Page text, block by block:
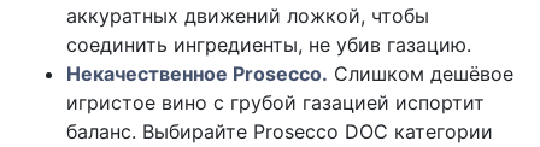
аккуратных движений ложкой, чтобы
соединить ингредиенты, не убив газацию.
Некачественное Prosecco. Слишком дешёвое
игристое вино с грубой газацией испортит
баланс. Выбирайте Prosecco DOC категории